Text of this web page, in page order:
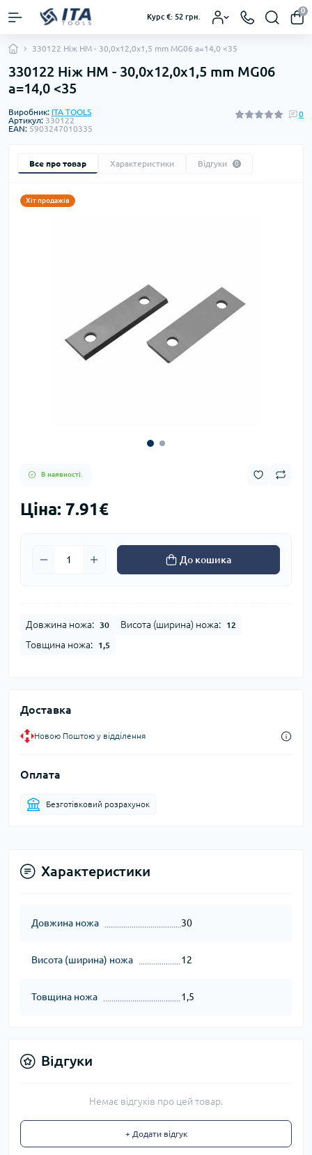
Курс €: 52 грн.
0
330122 Ніж HM - 30,0x12,0x1,5 mm MG06 a=14,0 <35
330122 Ніж HM - 30,0x12,0x1,5 mm MG06
a=14,0 <35
Виробник: ITA TOOLS
Артикул: 330122
EAN: 5903247010335
0
Все про товар Характеристики Відгуки 0
Хіт продажів
В наявності.
Ціна: 7.91€
До кошика
Довжина ножа: 30 Висота (ширина) ножа: 12
Товщина ножа: 1,5
Доставка
Новою Поштою у відділення
Оплата
Безготівковий розрахунок
Характеристики
Довжина ножа 30
Висота (ширина) ножа 12
Товщина ножа 1,5
Відгуки
Немає відгуків про цей товар.
+ Додати відгук